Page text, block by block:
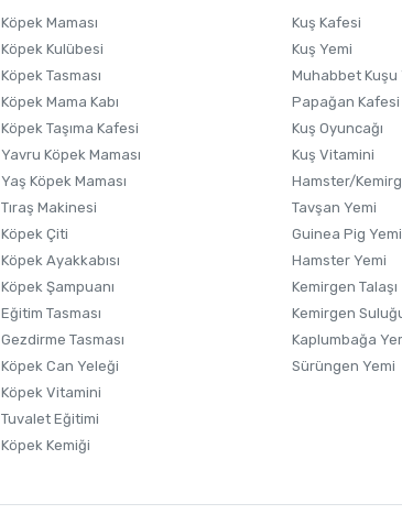
Ürünü Satın Al ve Yorumla
Gönder
Köpek Maması
Köpek Kulübesi
Köpek Tasması
Köpek Mama Kabı
Köpek Taşıma Kafesi
Yavru Köpek Maması
Yaş Köpek Maması
Tıraş Makinesi
Köpek Çiti
Köpek Ayakkabısı
Köpek Şampuanı
Eğitim Tasması
Gezdirme Tasması
Köpek Can Yeleği
Köpek Vitamini
Tuvalet Eğitimi
Köpek Kemiği
Kuş Kafesi
Kuş Yemi
Muhabbet Kuşu
Papağan Kafesi
Kuş Oyuncağı
Kuş Vitamini
Hamster/
Tavşan Yemi
Guinea Pig Yemi
Hamster Yemi
Kemirgen Talaşı
Kemirgen
Kaplumbağa
Sürüngen Yemi